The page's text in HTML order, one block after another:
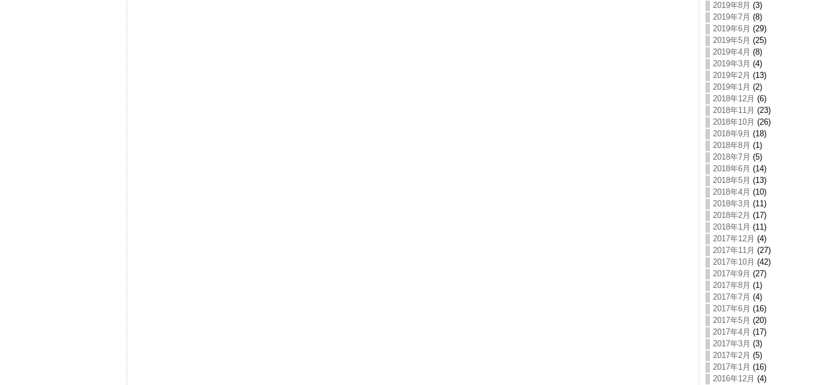
2019年8月 (3)
2019年7月 (8)
2019年6月 (29)
2019年5月 (25)
2019年4月 (8)
2019年3月 (4)
2019年2月 (13)
2019年1月 (2)
2018年12月 (6)
2018年11月 (23)
2018年10月 (26)
2018年9月 (18)
2018年8月 (1)
2018年7月 (5)
2018年6月 (14)
2018年5月 (13)
2018年4月 (10)
2018年3月 (11)
2018年2月 (17)
2018年1月 (11)
2017年12月 (4)
2017年11月 (27)
2017年10月 (42)
2017年9月 (27)
2017年8月 (1)
2017年7月 (4)
2017年6月 (16)
2017年5月 (20)
2017年4月 (17)
2017年3月 (3)
2017年2月 (5)
2017年1月 (16)
2016年12月 (4)